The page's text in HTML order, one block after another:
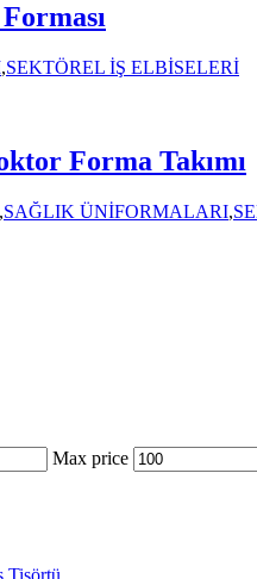
,SEKTÖREL İŞ ELBİSELERİ
Forma Takımı
,SAĞLIK ÜNİFORMALARI,
Max price
Tişörtü